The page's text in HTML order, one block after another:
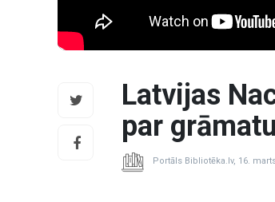
Latvijas
par
Portāls Bibliotēka.lv, 16.